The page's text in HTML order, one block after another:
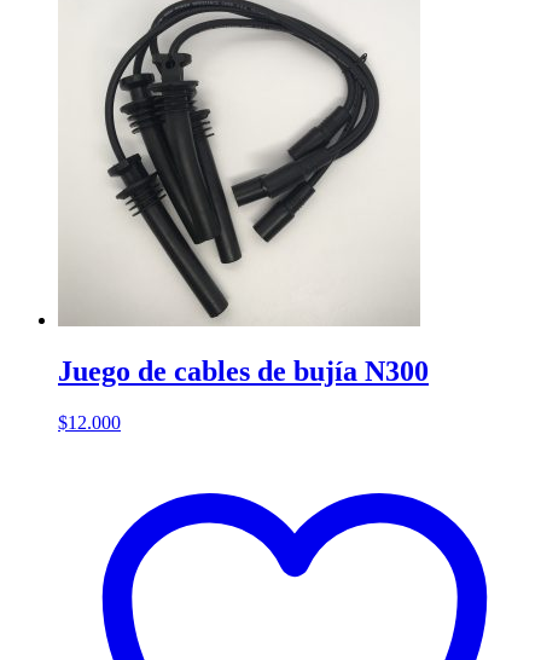
Juego de cables de bujía N300
$12.000